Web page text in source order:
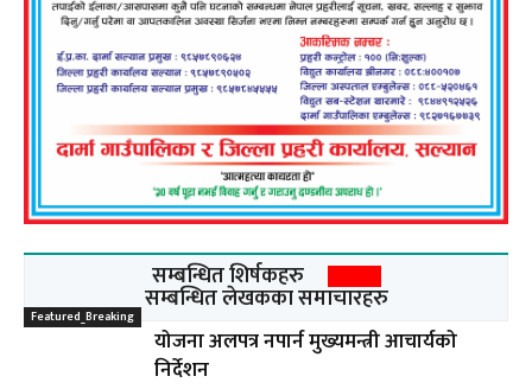
सम्बन्धित शिर्षकहरु
सम्बन्धित लेखकका समाचारहरु
Featured_Breaking
योजना अलपत्र नपार्न मुख्यमन्त्री आचार्यको
निर्देशन